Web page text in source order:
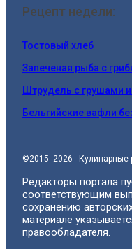
Рецепт недели:
Тостовый хлеб
Запеченая рыба с
Штрудель с грушами
Бельгийские вафли
©2015- 2026 -
Редакторы портала
соответствующим
сохранению
материале
правообладателя.